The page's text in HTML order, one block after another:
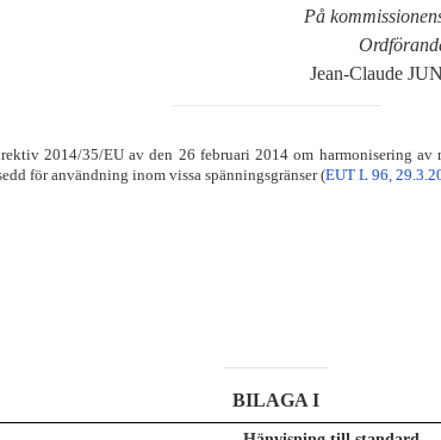
På
Jean-Claude
2014/35/EU av den 26 februari 2014 om harmonisering av
för användning inom vissa spänningsgränser (EUT L 96,
BILAGA I